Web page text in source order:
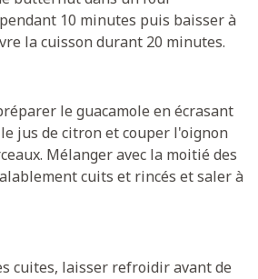
10 minutes puis baisser à
la cuisson durant 20 minutes.
le guacamole en écrasant
jus de citron et couper l'oignon
Mélanger avec la moitié des
cuits et rincés et saler à
cuites, laisser refroidir avant de